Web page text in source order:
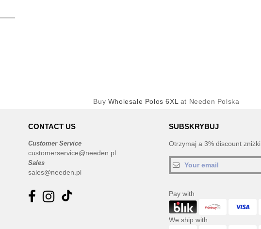
Buy Wholesale Polos 6XL at Needen Polska
CONTACT US
Customer Service
customerservice@needen.pl
Sales
sales@needen.pl
SUBSKRYBUJ
Otrzymaj a 3% discount
Pay with
We ship with